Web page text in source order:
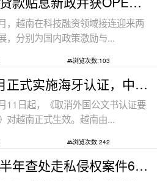
，越南在科技融资领域接连迎来两
，分别为国内政策激励与...
浏览次数:103
越南9月正式实施海牙认证，中越跨境文件
11日起，《取消外国公文书认证要
对越南正式生效。越南由...
浏览次数:242
越南上半年查处走私侵权案件6.8万起